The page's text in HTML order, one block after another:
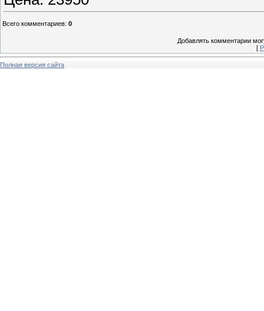
Всего комментариев: 0
Добавлять комментарии
[
Полная версия сайта